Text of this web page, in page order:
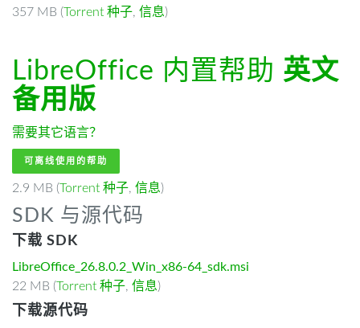
357 MB (Torrent 种子, 信息)
LibreOffice 内置帮助 英文
备用版
需要其它语言？
可离线使用的帮助
2.9 MB (Torrent 种子, 信息)
SDK 与源代码
下载 SDK
LibreOffice_26.8.0.2_Win_x86-64_sdk.msi
22 MB (Torrent 种子, 信息)
下载源代码